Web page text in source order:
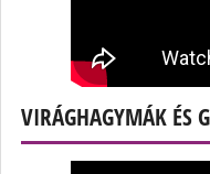
VIRÁGHAGYMÁK ÉS